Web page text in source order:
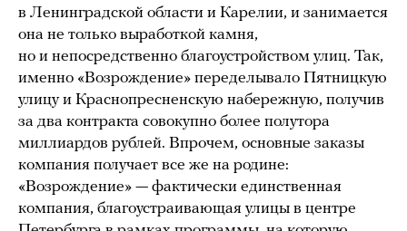
в Ленинградской области и Карелии, и занимается
она не только выработкой камня,
но и непосредственно благоустройством улиц. Так,
именно «Возрождение» переделывало Пятницкую
улицу и Краснопресненскую набережную, получив
за два контракта совокупно более полутора
миллиардов рублей. Впрочем, основные заказы
компания получает все же на родине:
«Возрождение» — фактически единственная
компания, благоустраивающая улицы в центре